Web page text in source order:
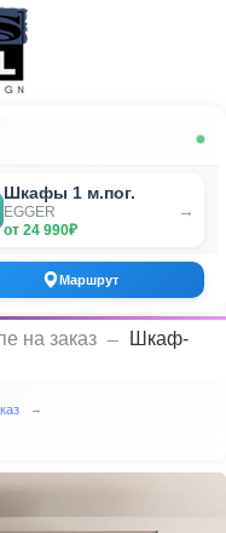
Шкафы 1 м.пог.
EGGER
от 24 990₽
→
Маршрут
на заказ
Шкаф-
→